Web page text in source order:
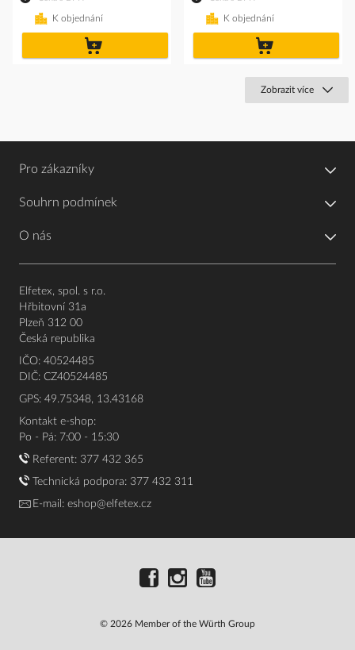
K objednání K objednání
Zobrazit více
Pro zákazníky
Souhrn podmínek
O nás
Elfetex, spol. s r.o.
Hřbitovní 31a
Plzeň 312 00
Česká republika
IČO: 40524485
DIČ: CZ40524485
GPS: 49.75348, 13.43168
Kontakt e-shop:
Po - Pá: 7:00 - 15:30
Referent: 377 432 365
Technická podpora: 377 432 311
E-mail: eshop@elfetex.cz
© 2026 Member of the Würth Group